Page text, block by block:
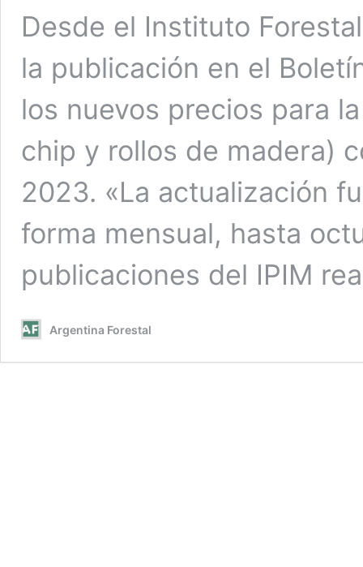
Desde el Instituto
la publicación en el
los nuevos precios para
chip y rollos de madera)
2023. «La actualización
forma mensual, hasta
publicaciones del IPIM
Argentina Forestal